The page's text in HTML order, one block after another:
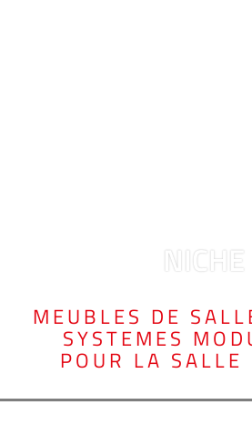
NICHE
MEUBLES DE
SYSTEMES
POUR LA SALLE